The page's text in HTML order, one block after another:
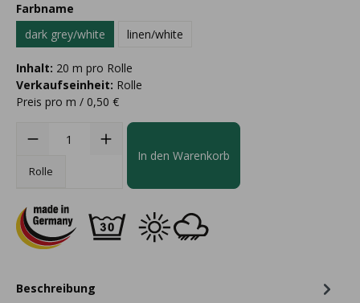
Farbname
dark grey/white
linen/white
Inhalt: 20 m pro Rolle
Verkaufseinheit: Rolle
Preis pro m / 0,50 €
Rolle
In den Warenkorb
Beschreibung